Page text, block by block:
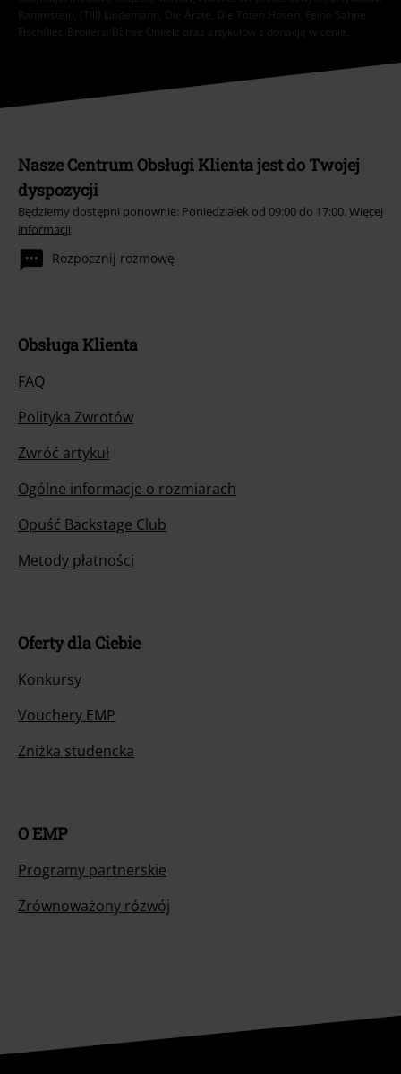
Rammstein, (Till) Lindemann, Die Ärzte, Die Toten Hosen, Feine Sahne
Fischfilet, Broilers, Böhse Onkelz oraz artykułów z donacją w cenie.
Nasze Centrum Obsługi Klienta jest do Twojej
dyspozycji
Będziemy dostępni ponownie: Poniedziałek od 09:00 do 17:00. Więcej
informacji
Rozpocznij rozmowę
Obsługa Klienta
FAQ
Polityka Zwrotów
Zwróć artykuł
Ogólne informacje o rozmiarach
Opuść Backstage Club
Metody płatności
Oferty dla Ciebie
Konkursy
Vouchery EMP
Zniżka studencka
O EMP
Programy partnerskie
Zrównoważony rózwój